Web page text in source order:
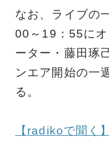
なお、ライブの
00～19：55に
ーター・藤田琢
ンエア開始の一
る。
【radikoで聞